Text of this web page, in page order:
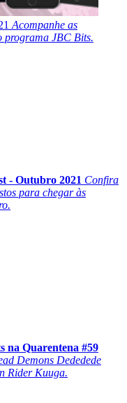
Acompanhe as
programa JBC Bits.
- Outubro 2021 Confira
para chegar às
na Quarentena #59
Demons Dededede
Rider Kuuga.